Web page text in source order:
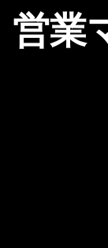
営業